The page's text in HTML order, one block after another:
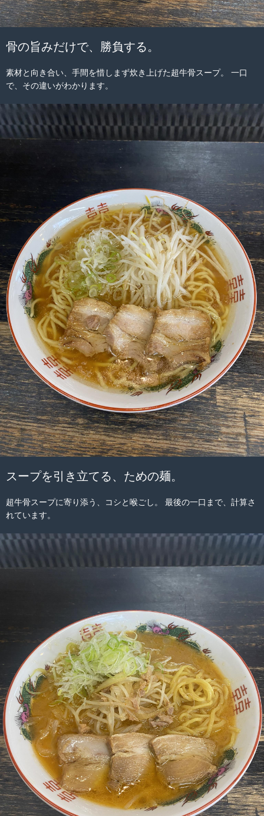
骨の旨みだけで、勝負する。
素材と向き合い、手間を惜しまず炊き上げた超牛骨スープ。 一口
で、その違いがわかります。
スープを引き立てる、ための麺。
超牛骨スープに寄り添う、コシと喉ごし。 最後の一口まで、計算さ
れています。